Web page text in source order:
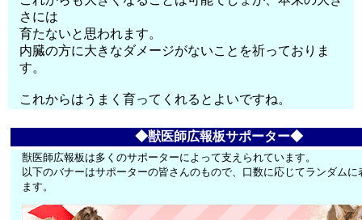
さには
育たないと思われます。
内臓の方に大きなダメージがないことを祈っておりま
す。
これからはうまく育ってくれるとよいですね。
◆獣医師広報板サポーター◆
獣医師広報板は多くのサポーターによって支えられています。
以下のバナーはサポーターの皆さんのもので、口数に応じてランダムに
ます。